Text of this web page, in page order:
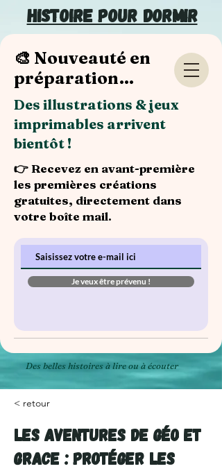
Histoire pour dormir
Des belles histoires à lire ou à écouter
🎨 Nouveauté en
préparation…
Des illustrations & jeux
imprimables arrivent
bientôt !
👉 Recevez en avant-première
les premières créations
gratuites, directement dans
votre boîte mail.
Je veux être prévenu !
< retour
Les Aventures de Géo et
Grace : Protéger les